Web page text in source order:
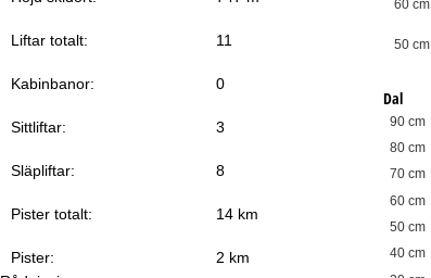
Liftar totalt: 11
Kabinbanor: 0
Sittliftar: 3
Släpliftar: 8
Pister totalt: 14 km
Pister: 2 km
50 cm
60 cm
Dal
40 cm
50 cm
60 cm
70 cm
80 cm
90 cm